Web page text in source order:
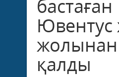
бастаған
қалды